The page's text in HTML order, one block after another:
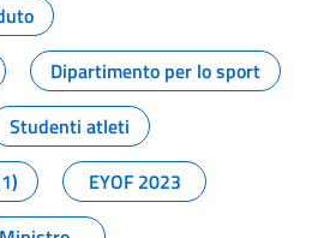
Dipartimento per lo sport
Studenti atleti
EYOF 2023